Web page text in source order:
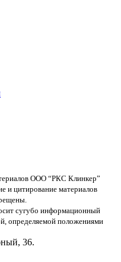
ООО “РКС Клинкер”
и цитирование материалов
сугубо информационный
определяемой положениями
36.